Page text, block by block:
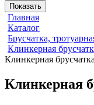
Показать
Главная
Каталог
Брусчатка,
Клинкерная
Клинкерная
Клинкерная